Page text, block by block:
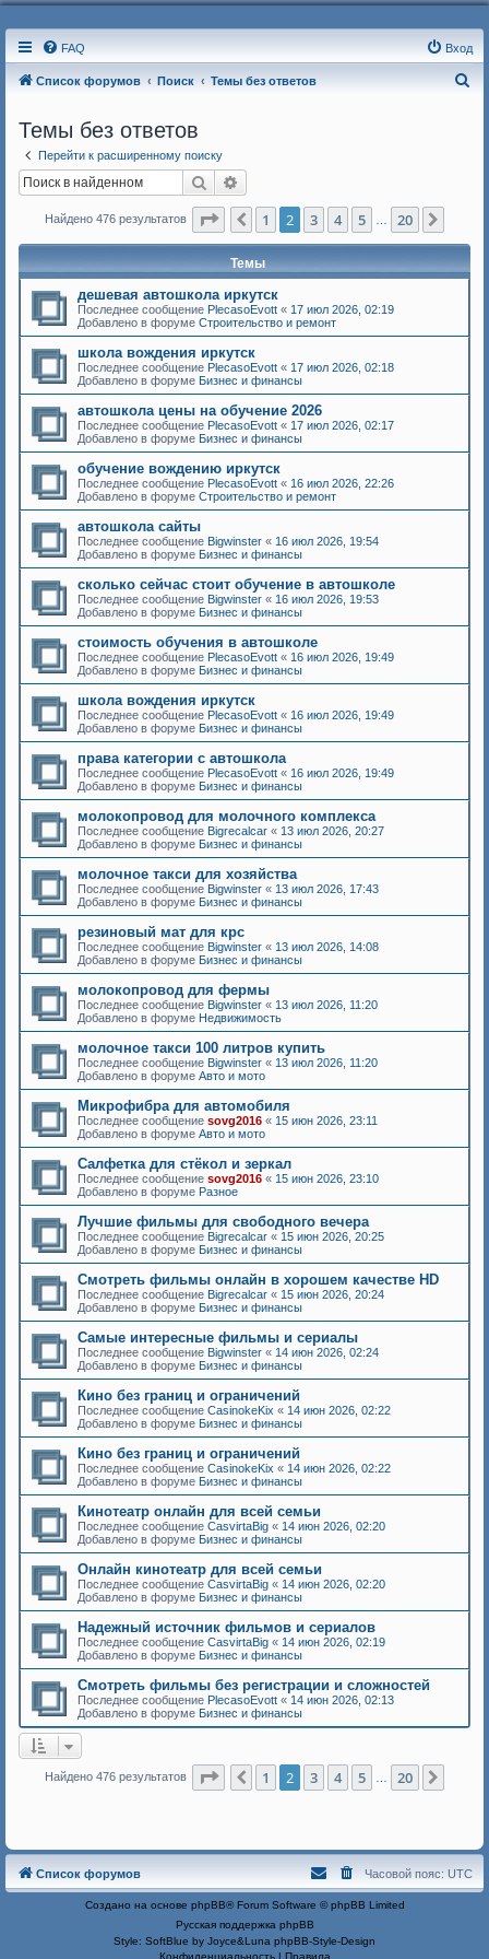
FAQ Вход
Список форумов Поиск Темы без ответов
Темы без ответов
Перейти к расширенному поиску
Поиск
Найдено 476 результатов Страница из 20
Пред.
1 2 3 4 5 20
Темы
дешевая автошкола иркутск
Последнее сообщение PlecasoEvott « 17 июл 2026, 02:19
Добавлено в форуме Строительство и ремонт
школа вождения иркутск
Последнее сообщение PlecasoEvott « 17 июл 2026, 02:18
Добавлено в форуме Бизнес и финансы
автошкола цены на обучение 2026
Последнее сообщение PlecasoEvott « 17 июл 2026, 02:17
Добавлено в форуме Бизнес и финансы
обучение вождению иркутск
Последнее сообщение PlecasoEvott « 16 июл 2026, 22:26
Добавлено в форуме Строительство и ремонт
автошкола сайты
Последнее сообщение Bigwinster « 16 июл 2026, 19:54
Добавлено в форуме Бизнес и финансы
сколько сейчас стоит обучение в автошколе
Последнее сообщение Bigwinster « 16 июл 2026, 19:53
Добавлено в форуме Бизнес и финансы
стоимость обучения в автошколе
Последнее сообщение PlecasoEvott « 16 июл 2026, 19:49
Добавлено в форуме Бизнес и финансы
школа вождения иркутск
Последнее сообщение PlecasoEvott « 16 июл 2026, 19:49
Добавлено в форуме Бизнес и финансы
права категории с автошкола
Последнее сообщение PlecasoEvott « 16 июл 2026, 19:49
Добавлено в форуме Бизнес и финансы
молокопровод для молочного комплекса
Последнее сообщение Bigrecalcar « 13 июл 2026, 20:27
Добавлено в форуме Бизнес и финансы
молочное такси для хозяйства
Последнее сообщение Bigwinster « 13 июл 2026, 17:43
Добавлено в форуме Бизнес и финансы
резиновый мат для крс
Последнее сообщение Bigwinster « 13 июл 2026, 14:08
Добавлено в форуме Бизнес и финансы
молокопровод для фермы
Последнее сообщение Bigwinster « 13 июл 2026, 11:20
Добавлено в форуме Недвижимость
молочное такси 100 литров купить
Последнее сообщение Bigwinster « 13 июл 2026, 11:20
Добавлено в форуме Авто и мото
Микрофибра для автомобиля
Последнее сообщение sovg2016 « 15 июн 2026, 23:11
Добавлено в форуме Авто и мото
Салфетка для стёкол и зеркал
Последнее сообщение sovg2016 « 15 июн 2026, 23:10
Добавлено в форуме Разное
Лучшие фильмы для свободного вечера
Последнее сообщение Bigrecalcar « 15 июн 2026, 20:25
Добавлено в форуме Бизнес и финансы
Смотреть фильмы онлайн в хорошем качестве HD
Последнее сообщение Bigrecalcar « 15 июн 2026, 20:24
Добавлено в форуме Бизнес и финансы
Самые интересные фильмы и сериалы
Последнее сообщение Bigwinster « 14 июн 2026, 02:24
Добавлено в форуме Бизнес и финансы
Кино без границ и ограничений
Последнее сообщение CasinokeKix « 14 июн 2026, 02:22
Добавлено в форуме Бизнес и финансы
Кино без границ и ограничений
Последнее сообщение CasinokeKix « 14 июн 2026, 02:22
Добавлено в форуме Бизнес и финансы
Кинотеатр онлайн для всей семьи
Последнее сообщение CasvirtaBig « 14 июн 2026, 02:20
Добавлено в форуме Бизнес и финансы
Онлайн кинотеатр для всей семьи
Последнее сообщение CasvirtaBig « 14 июн 2026, 02:20
Добавлено в форуме Бизнес и финансы
Надежный источник фильмов и сериалов
Последнее сообщение CasvirtaBig « 14 июн 2026, 02:19
Добавлено в форуме Бизнес и финансы
Смотреть фильмы без регистрации и сложностей
Последнее сообщение PlecasoEvott « 14 июн 2026, 02:13
Добавлено в форуме Бизнес и финансы
Найдено 476 результатов Страница из 20
Пред.
1 2 3 4 5 20
Список форумов Часовой пояс: UTC
Создано на основе phpBB® Forum Software © phpBB Limited
Русская поддержка phpBB
Style: SoftBlue by Joyce&Luna phpBB-Style-Design
Конфиденциальность| Правила